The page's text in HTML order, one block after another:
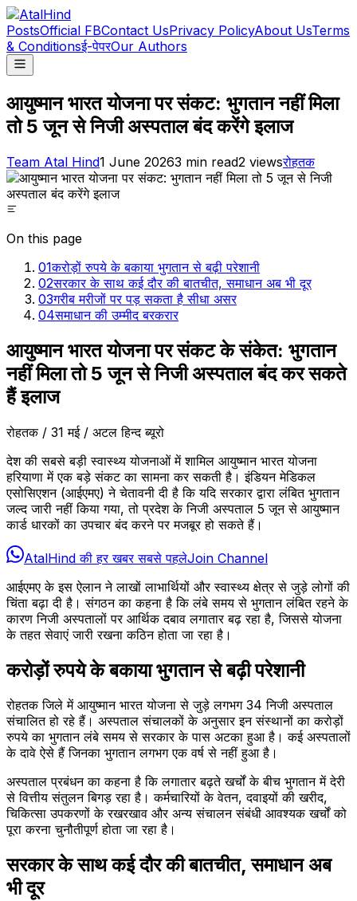
PostsOfficial FBContact UsPrivacy PolicyAbout UsTerms
& Conditionsई-पेपरOur Authors
आयुष्मान भारत योजना पर संकट: भुगतान नहीं मिला
तो 5 जून से निजी अस्पताल बंद करेंगे इलाज
Team Atal Hind1 June 20263 min read2 viewsरोहतक
On this page
01करोड़ों रुपये के बकाया भुगतान से बढ़ी परेशानी
02सरकार के साथ कई दौर की बातचीत, समाधान अब भी दूर
03गरीब मरीजों पर पड़ सकता है सीधा असर
04समाधान की उम्मीद बरकरार
आयुष्मान भारत योजना पर संकट के संकेत: भुगतान
नहीं मिला तो 5 जून से निजी अस्पताल बंद कर सकते
हैं इलाज
रोहतक / 31 मई / अटल हिन्द ब्यूरो
देश की सबसे बड़ी स्वास्थ्य योजनाओं में शामिल आयुष्मान भारत योजना
हरियाणा में एक बड़े संकट का सामना कर सकती है। इंडियन मेडिकल
एसोसिएशन (आईएमए) ने चेतावनी दी है कि यदि सरकार द्वारा लंबित भुगतान
जल्द जारी नहीं किया गया, तो प्रदेश के निजी अस्पताल 5 जून से आयुष्मान
कार्ड धारकों का उपचार बंद करने पर मजबूर हो सकते हैं।
AtalHind की हर खबर सबसे पहलेJoin Channel
आईएमए के इस ऐलान ने लाखों लाभार्थियों और स्वास्थ्य क्षेत्र से जुड़े लोगों की
चिंता बढ़ा दी है। संगठन का कहना है कि लंबे समय से भुगतान लंबित रहने के
कारण निजी अस्पतालों पर आर्थिक दबाव लगातार बढ़ रहा है, जिससे योजना
के तहत सेवाएं जारी रखना कठिन होता जा रहा है।
करोड़ों रुपये के बकाया भुगतान से बढ़ी परेशानी
रोहतक जिले में आयुष्मान भारत योजना से जुड़े लगभग 34 निजी अस्पताल
संचालित हो रहे हैं। अस्पताल संचालकों के अनुसार इन संस्थानों का करोड़ों
रुपये का भुगतान लंबे समय से सरकार के पास अटका हुआ है। कई अस्पतालों
के दावे ऐसे हैं जिनका भुगतान लगभग एक वर्ष से नहीं हुआ है।
अस्पताल प्रबंधन का कहना है कि लगातार बढ़ते खर्चों के बीच भुगतान में देरी
से वित्तीय संतुलन बिगड़ रहा है। कर्मचारियों के वेतन, दवाइयों की खरीद,
चिकित्सा उपकरणों के रखरखाव और अन्य संचालन संबंधी आवश्यक खर्चों को
पूरा करना चुनौतीपूर्ण होता जा रहा है।
सरकार के साथ कई दौर की बातचीत, समाधान अब
भी दूर